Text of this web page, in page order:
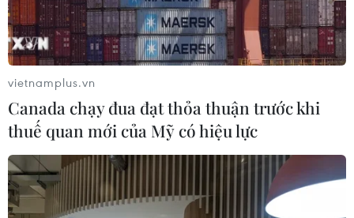
vietnamplus.vn
Canada chạy đua đạt thỏa thuận trước khi
thuế quan mới của Mỹ có hiệu lực